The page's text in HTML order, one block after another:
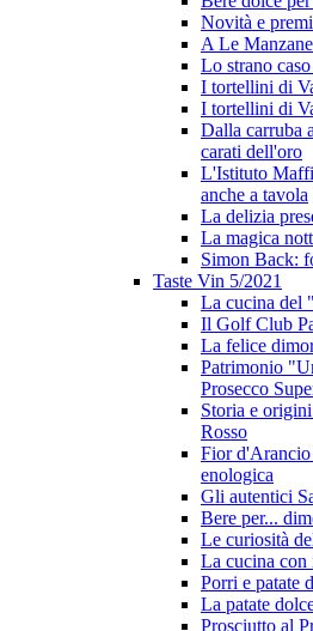
Novità e
A Le
Lo strano
I tortellini di
I tortellini di
Dalla carruba
carati dell'oro
L'Istituto
anche a tavola
La delizia
La magica
Simon Back:
Taste Vin 5/2021
La cucina del
Il Golf Club
La felice
Patrimonio
Prosecco
Storia e
Rosso
Fior
enologica
Gli autentici
Bere per...
Le curiosità
La cucina con
Porri e patate
La patate
Prosciutto al